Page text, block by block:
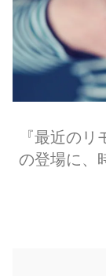
『最近のリ
の登場に、